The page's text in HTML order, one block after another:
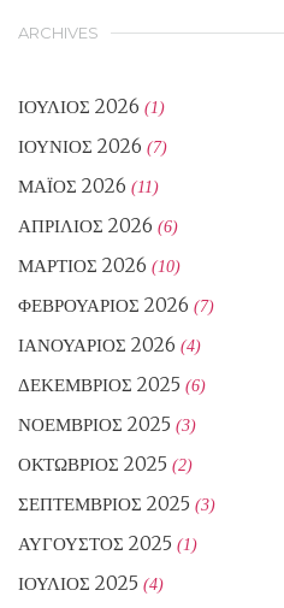
ARCHIVES
ΙΟΎΛΙΟΣ 2026 (1)
ΙΟΎΝΙΟΣ 2026 (7)
ΜΆΙΟΣ 2026 (11)
ΑΠΡΊΛΙΟΣ 2026 (6)
ΜΆΡΤΙΟΣ 2026 (10)
ΦΕΒΡΟΥΆΡΙΟΣ 2026 (7)
ΙΑΝΟΥΆΡΙΟΣ 2026 (4)
ΔΕΚΈΜΒΡΙΟΣ 2025 (6)
ΝΟΈΜΒΡΙΟΣ 2025 (3)
ΟΚΤΏΒΡΙΟΣ 2025 (2)
ΣΕΠΤΈΜΒΡΙΟΣ 2025 (3)
ΑΎΓΟΥΣΤΟΣ 2025 (1)
ΙΟΎΛΙΟΣ 2025 (4)